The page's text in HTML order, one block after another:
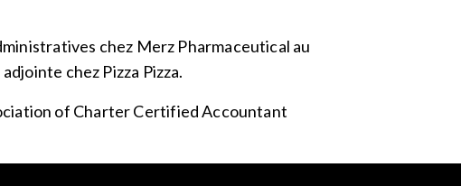
chez Merz Pharmaceutical au
chez Pizza Pizza.
of Charter Certified Accountant